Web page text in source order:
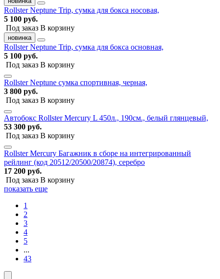
Rollster Neptune Trip, сумка для бокса носовая,
5 100 руб.
Под заказ В корзину
новинка
Rollster Neptune Trip, сумка для бокса основная,
5 100 руб.
Под заказ В корзину
Rollster Neptune сумка спортивная, черная,
3 800 руб.
Под заказ В корзину
Автобокс Rollster Mercury L 450л., 190см., белый глянцевый,
53 300 руб.
Под заказ В корзину
Rollster Mercury Багажник в сборе на интегрированный
рейлинг (код 20512/20500/20874), серебро
17 200 руб.
Под заказ В корзину
показать еще
1
2
3
4
5
...
43